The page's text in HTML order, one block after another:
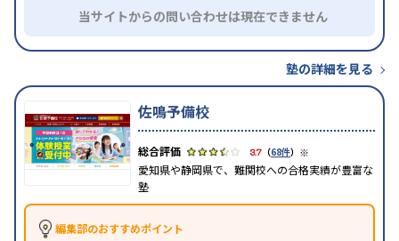
当サイトからの問い合わせは現在できません
塾の詳細を見る
佐鳴予備校
3.7 （68件） ※
愛知県や静岡県で、難関校への合格実績が豊富な
塾
編集部のおすすめポイント